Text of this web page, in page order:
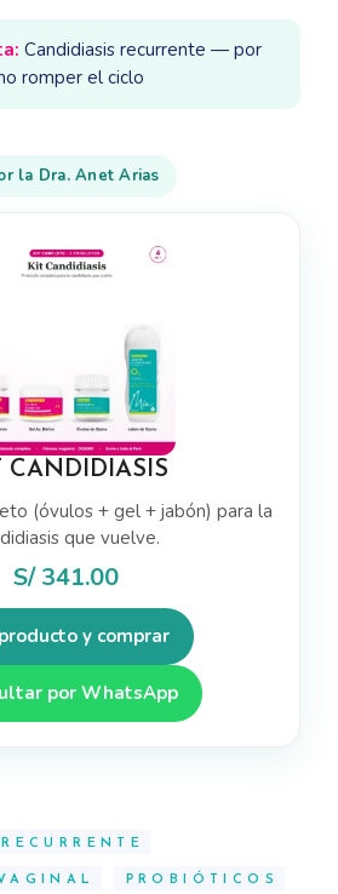
Candidiasis recurrente — por
romper el ciclo
la Dra. Anet Arias
CANDIDIASIS
(óvulos + gel + jabón) para la
que vuelve.
S/341.00
y comprar
por WhatsApp
PROBIÓTICOS